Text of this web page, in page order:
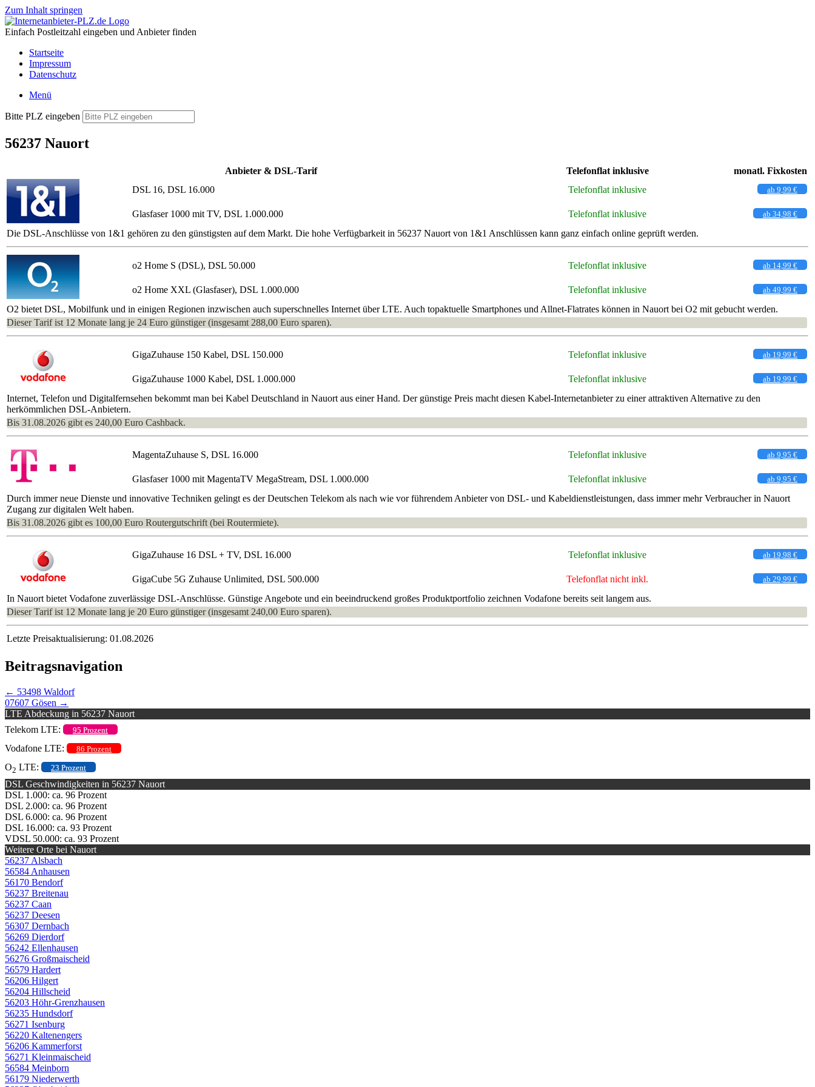
Zum Inhalt springen
Einfach Postleitzahl eingeben und Anbieter finden
Startseite
Impressum
Datenschutz
Menü
Bitte PLZ eingeben
56237 Nauort
Anbieter & DSL-Tarif Telefonflat inklusive
monatl. Fixkosten
DSL 16, DSL 16.000
Telefonflat inklusive ab 9,99 €
Glasfaser 1000 mit TV, DSL 1.000.000 Telefonflat inklusive ab 34,98 €
Die DSL-Anschlüsse von 1&1 gehören zu den günstigsten auf dem Markt. Die hohe Verfügbarkeit in 56237 Nauort von 1&1 Anschlüssen kann ganz einfach online geprüft werden.
o2 Home S (DSL), DSL 50.000 Telefonflat inklusive ab 14,99 €
o2 Home XXL (Glasfaser), DSL 1.000.000 Telefonflat inklusive ab 49,99 €
O2 bietet DSL, Mobilfunk und in einigen Regionen inzwischen auch superschnelles Internet über LTE. Auch topaktuelle Smartphones und Allnet-Flatrates können in Nauort bei O2 mit gebucht werden.
Dieser Tarif ist 12 Monate lang je 24 Euro günstiger (insgesamt 288,00 Euro sparen).
GigaZuhause 150 Kabel, DSL 150.000 Telefonflat inklusive ab 19,99 €
GigaZuhause 1000 Kabel, DSL 1.000.000 Telefonflat inklusive ab 19,99 €
Internet, Telefon und Digitalfernsehen bekommt man bei Kabel Deutschland in Nauort aus einer Hand. Der günstige Preis macht diesen Kabel-Internetanbieter zu einer attraktiven Alternative zu den
herkömmlichen DSL-Anbietern.
Bis 31.08.2026 gibt es 240,00 Euro Cashback.
MagentaZuhause S, DSL 16.000 Telefonflat inklusive ab 9,95 €
Glasfaser 1000 mit MagentaTV MegaStream, DSL 1.000.000 Telefonflat inklusive ab 9,95 €
Durch immer neue Dienste und innovative Techniken gelingt es der Deutschen Telekom als nach wie vor führendem Anbieter von DSL- und Kabeldienstleistungen, dass immer mehr Verbraucher in Nauort
Zugang zur digitalen Welt haben.
Bis 31.08.2026 gibt es 100,00 Euro Routergutschrift (bei Routermiete).
GigaZuhause 16 DSL + TV, DSL 16.000 Telefonflat inklusive ab 19,98 €
GigaCube 5G Zuhause Unlimited, DSL 500.000 Telefonflat nicht inkl. ab 29,99 €
In Nauort bietet Vodafone zuverlässige DSL-Anschlüsse. Günstige Angebote und ein beeindruckend großes Produktportfolio zeichnen Vodafone bereits seit langem aus.
Dieser Tarif ist 12 Monate lang je 20 Euro günstiger (insgesamt 240,00 Euro sparen).
Letzte Preisaktualisierung: 01.08.2026
Beitragsnavigation
← 53498 Waldorf
07607 Gösen →
LTE Abdeckung in 56237 Nauort
Telekom LTE:
95 Prozent
Vodafone LTE: 86 Prozent
O2 LTE: 23 Prozent
DSL Geschwindigkeiten in 56237 Nauort
DSL 1.000: ca. 96 Prozent
DSL 2.000: ca. 96 Prozent
DSL 6.000: ca. 96 Prozent
DSL 16.000: ca. 93 Prozent
VDSL 50.000: ca. 93 Prozent
Weitere Orte bei Nauort
56237 Alsbach
56584 Anhausen
56170 Bendorf
56237 Breitenau
56237 Caan
56237 Deesen
56307 Dernbach
56269 Dierdorf
56242 Ellenhausen
56276 Großmaischeid
56579 Hardert
56206 Hilgert
56204 Hillscheid
56203 Höhr-Grenzhausen
56235 Hundsdorf
56271 Isenburg
56220 Kaltenengers
56206 Kammerforst
56271 Kleinmaischeid
56584 Meinborn
56179 Niederwerth